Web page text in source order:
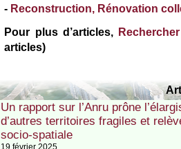
- Reconstruction, Rénovation
Pour plus d’articles,
articles)
Un rapport sur l’Anru prône
d’autres territoires fragiles et
socio-spatiale
19 février 2025